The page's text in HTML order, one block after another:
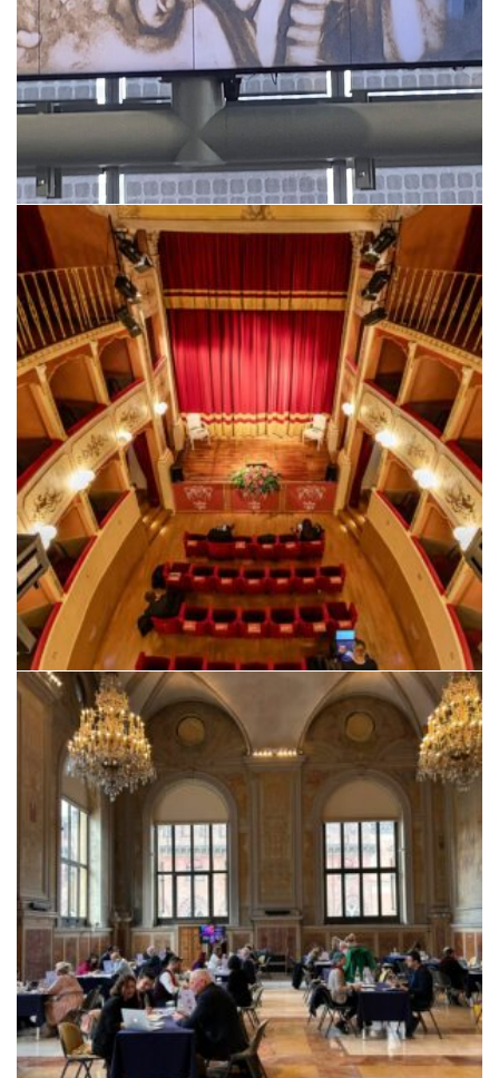
L’Abilità, lancio metodo educativo LudoLab
XVIII SISMeR Forum. <br>The smallest theater in the
world: the uterus